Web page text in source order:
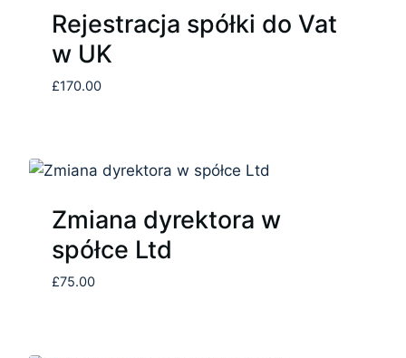
Rejestracja spółki do Vat
w UK
£170.00
Zmiana dyrektora w
spółce Ltd
£75.00